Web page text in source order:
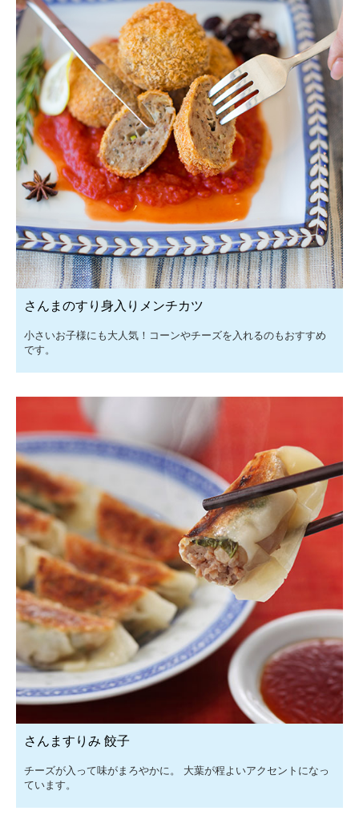
さんまのすり身入りメンチカツ
小さいお子様にも大人気！コーンやチーズを入れるのもおすすめ
です。
さんますりみ 餃子
チーズが入って味がまろやかに。 大葉が程よいアクセントになっ
ています。